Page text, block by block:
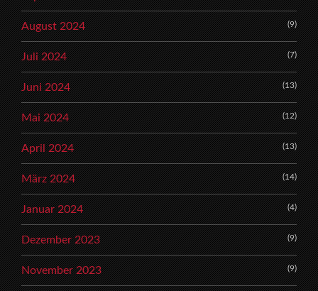
August 2024 (9)
Juli 2024 (7)
Juni 2024 (13)
Mai 2024 (12)
April 2024 (13)
März 2024 (14)
Januar 2024 (4)
Dezember 2023 (9)
November 2023 (9)